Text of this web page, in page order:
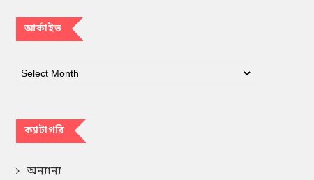
আর্কাইভ
ক্যাটাগরি
অন্যান্য